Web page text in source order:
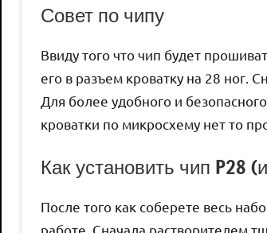
Совет по чипу
Ввиду того что чип будет
его в разъем кроватку на 28 ног.
Для более удобного и
кроватки по микросхему нет то
Как установить чип P28
После того как соберете весь
работе. Сначала растворителем